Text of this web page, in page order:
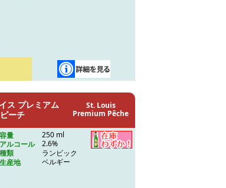
ス プレミアム
ピーチ
St. Louis
Premium Pêche
容量
250 ml
アルコール
2.6%
種類
ランビック
生産地
ベルギー